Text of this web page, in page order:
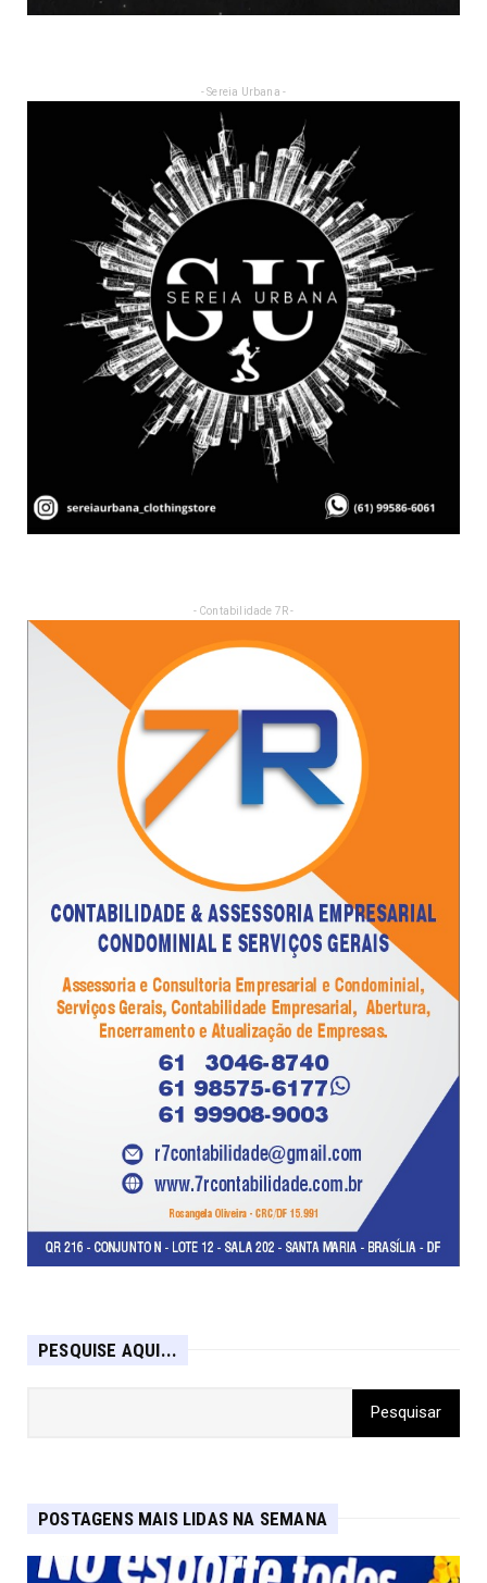
- Sereia Urbana -
- Contabilidade 7R -
PESQUISE AQUI...
POSTAGENS MAIS LIDAS NA SEMANA